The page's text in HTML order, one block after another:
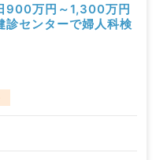
900万円～1,300万円
センターで婦人科検